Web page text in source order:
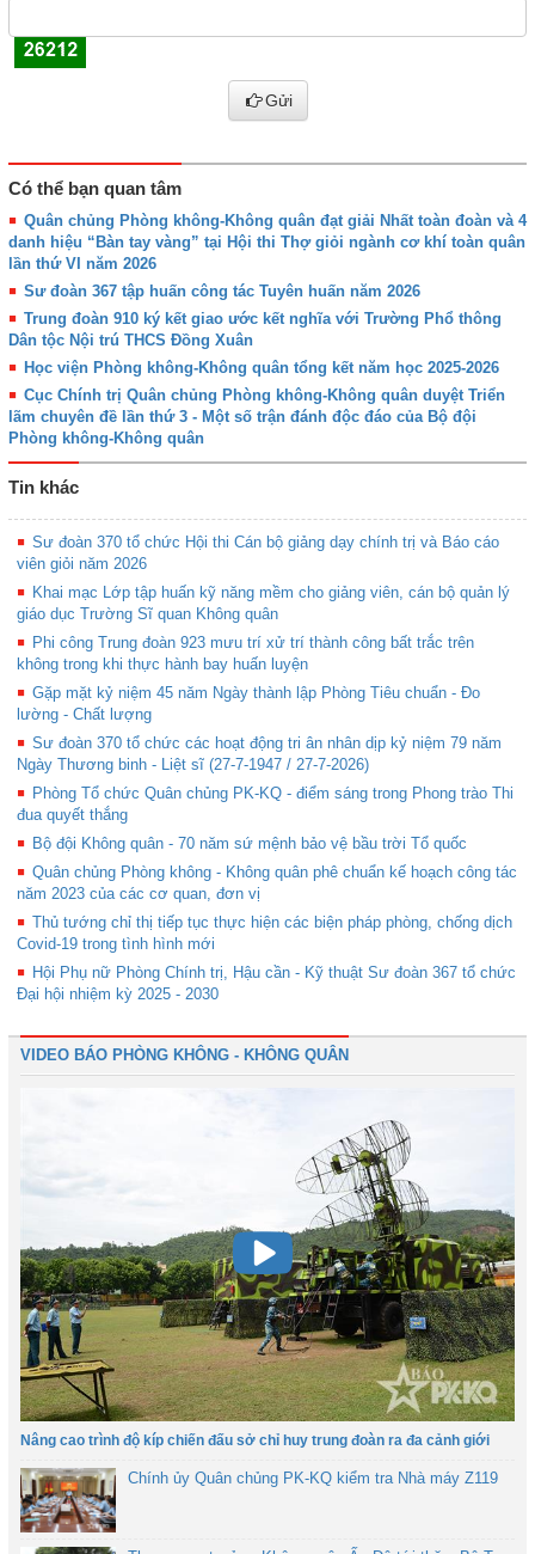
Gửi
Có thể bạn quan tâm
Quân chủng Phòng không-Không quân đạt giải Nhất toàn đoàn và 4
danh hiệu “Bàn tay vàng” tại Hội thi Thợ giỏi ngành cơ khí toàn quân
lần thứ VI năm 2026
Sư đoàn 367 tập huấn công tác Tuyên huấn năm 2026
Trung đoàn 910 ký kết giao ước kết nghĩa với Trường Phổ thông
Dân tộc Nội trú THCS Đồng Xuân
Học viện Phòng không-Không quân tổng kết năm học 2025-2026
Cục Chính trị Quân chủng Phòng không-Không quân duyệt Triển
lãm chuyên đề lần thứ 3 - Một số trận đánh độc đáo của Bộ đội
Phòng không-Không quân
Tin khác
Sư đoàn 370 tổ chức Hội thi Cán bộ giảng dạy chính trị và Báo cáo
viên giỏi năm 2026
Khai mạc Lớp tập huấn kỹ năng mềm cho giảng viên, cán bộ quản lý
giáo dục Trường Sĩ quan Không quân
Phi công Trung đoàn 923 mưu trí xử trí thành công bất trắc trên
không trong khi thực hành bay huấn luyện
Gặp mặt kỷ niệm 45 năm Ngày thành lập Phòng Tiêu chuẩn - Đo
lường - Chất lượng
Sư đoàn 370 tổ chức các hoạt động tri ân nhân dịp kỷ niệm 79 năm
Ngày Thương binh - Liệt sĩ (27-7-1947 / 27-7-2026)
Phòng Tổ chức Quân chủng PK-KQ - điểm sáng trong Phong trào Thi
đua quyết thắng
Bộ đội Không quân - 70 năm sứ mệnh bảo vệ bầu trời Tổ quốc
Quân chủng Phòng không - Không quân phê chuẩn kế hoạch công tác
năm 2023 của các cơ quan, đơn vị
Thủ tướng chỉ thị tiếp tục thực hiện các biện pháp phòng, chống dịch
Covid-19 trong tình hình mới
Hội Phụ nữ Phòng Chính trị, Hậu cần - Kỹ thuật Sư đoàn 367 tổ chức
Đại hội nhiệm kỳ 2025 - 2030
VIDEO BÁO PHÒNG KHÔNG - KHÔNG QUÂN
Nâng cao trình độ kíp chiến đấu sở chỉ huy trung đoàn ra đa cảnh giới
Chính ủy Quân chủng PK-KQ kiểm tra Nhà máy Z119